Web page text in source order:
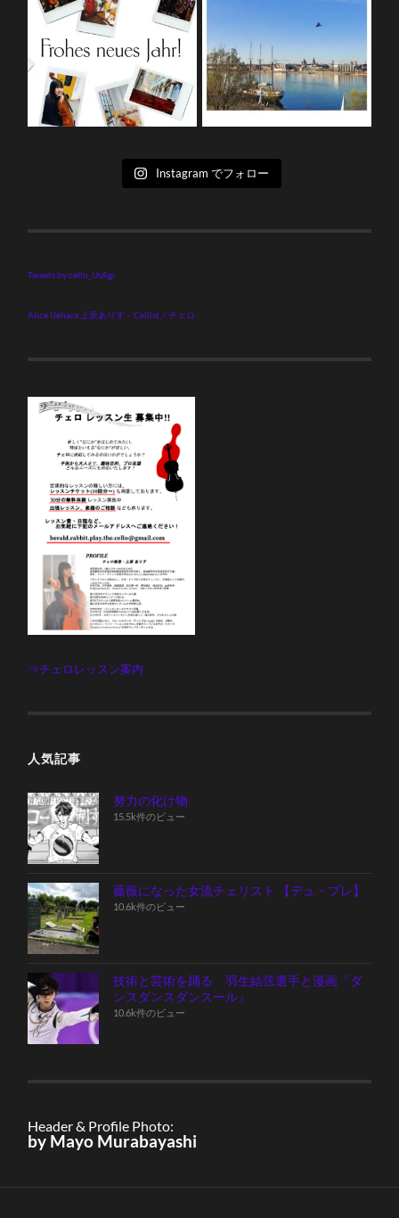
Instagram でフォロー
Tweets by cello_UsAgi
Alice Uehara 上原ありす – Cellist／チェロ
⇒チェロレッスン案内
人気記事
努力の化け物
15.5k件のビュー
薔薇になった女流チェリスト 【デュ・プレ】
10.6k件のビュー
技術と芸術を踊る 羽生結弦選手と漫画『ダ
ンスダンスダンスール』
10.6k件のビュー
Header & Profile Photo:
by Mayo Murabayashi